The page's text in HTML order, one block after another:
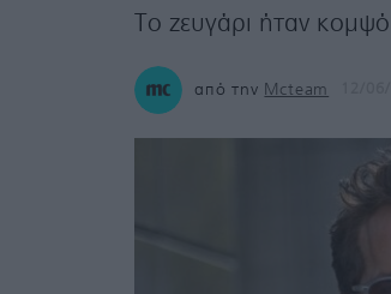
Το ζευγάρι ήταν
από την Mcteam